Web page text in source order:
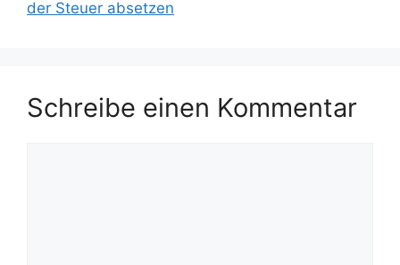
der Steuer absetzen
Schreibe einen Kommentar